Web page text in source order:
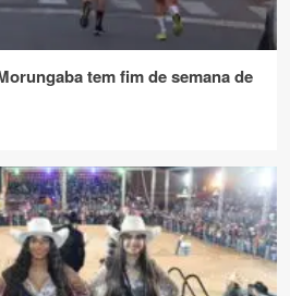
tem fim de semana de